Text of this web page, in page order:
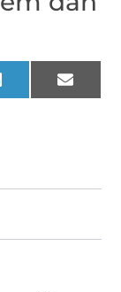
LinkedIn Email